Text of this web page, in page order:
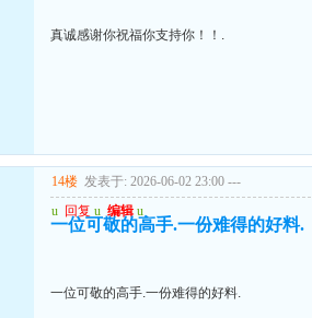
真诚感谢你祝福你支持你！！.
14楼 发表于: 2026-06-02 23:00 ---
u 回复 u 编辑 u
一位可敬的高手.一份难得的好料.
一位可敬的高手.一份难得的好料.